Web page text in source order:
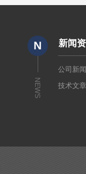
N
NEWS
新闻
公司新
技术文